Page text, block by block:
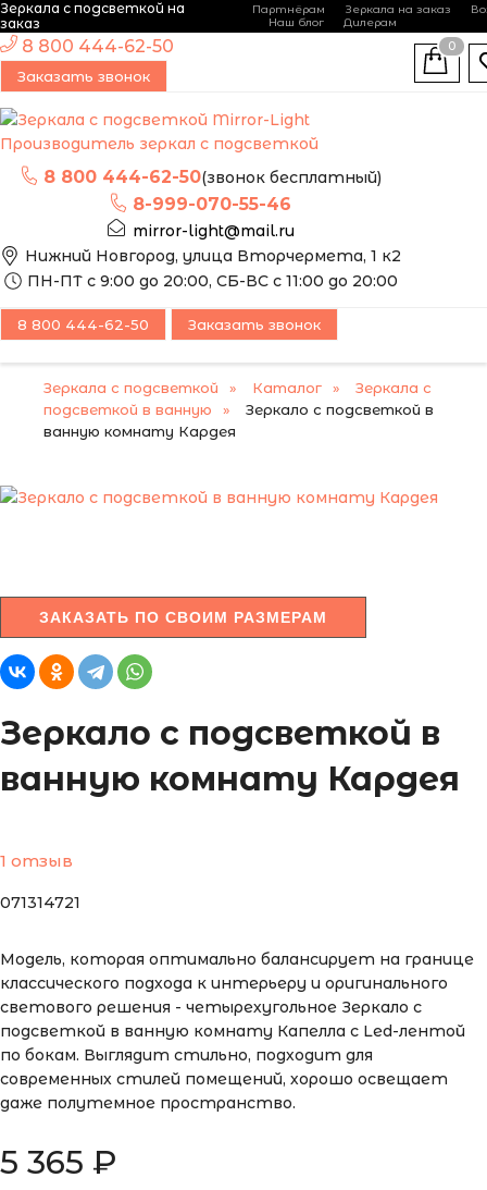
Зеркала с подсветкой на
заказ
Партнёрам Зеркала на заказ
Наш блог
Дилерам
Производитель зеркал с подсветкой
8 800 444-62-50(звонок бесплатный)
8-999-070-55-46
mirror-light@mail.ru
Нижний Новгород, улица Вторчермета, 1 к2
ПН-ПТ с 9:00 до 20:00, СБ-ВС с 11:00 до 20:00
8 800 444-62-50
Заказать звонок
0
8 800 444-62-50 Заказать звонок
Зеркала с подсветкой Каталог
Зеркала с
подсветкой в ванную
Зеркало с подсветкой в
ванную комнату Кардея
ЭТО ЗЕРКАЛО МЫ
МОЖЕМ ИЗГОТОВИТЬ
ПО ВАШИМ
ЗАКАЗАТЬ ПО СВОИМ РАЗМЕРАМ
Зеркало с подсветкой в
ванную комнату Кардея
1 отзыв
071314721
Модель, которая оптимально балансирует на границе
классического подхода к интерьеру и оригинального
светового решения - четырехугольное Зеркало с
подсветкой в ванную комнату Капелла с Led-лентой
по бокам. Выглядит стильно, подходит для
современных стилей помещений, хорошо освещает
даже полутемное пространство.
5 365 ₽
-